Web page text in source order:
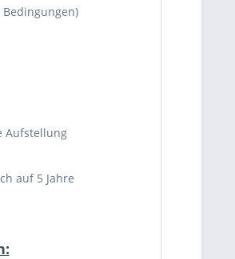
Aufstellung
auf 5 Jahre